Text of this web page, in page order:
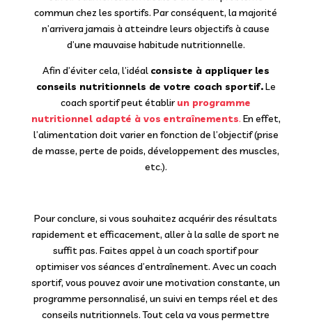
commun chez les sportifs. Par conséquent, la majorité
n’arrivera jamais à atteindre leurs objectifs à cause
d’une mauvaise habitude nutritionnelle.
Afin d’éviter cela, l’idéal consiste à appliquer les
conseils nutritionnels de votre coach sportif.Le
coach sportif peut établirun programme
nutritionnel adapté à vos entraînements. En effet,
l’alimentation doit varier en fonction de l’objectif (prise
de masse, perte de poids, développement des muscles,
etc.).
Pour conclure, si vous souhaitez acquérir des résultats
rapidement et efficacement, aller à la salle de sport ne
suffit pas. Faites appel à un coach sportif pour
optimiser vos séances d’entraînement. Avec un coach
sportif, vous pouvez avoir une motivation constante, un
programme personnalisé, un suivi en temps réel et des
conseils nutritionnels. Tout cela va vous permettre